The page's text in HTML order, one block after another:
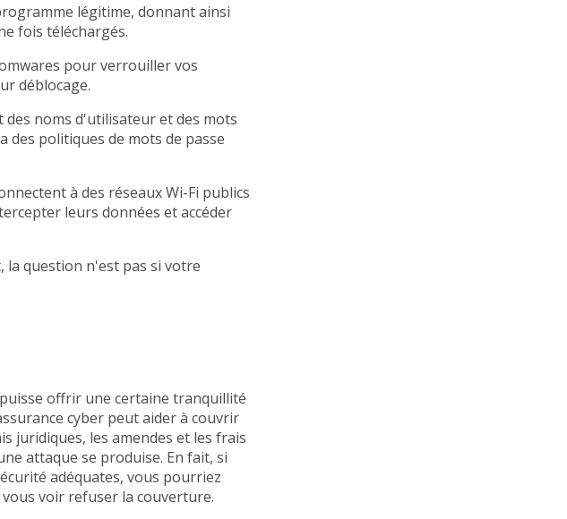
légitime, donnant ainsi
fois téléchargés.
pour verrouiller vos
déblocage.
des noms d'utilisateur et des mots
des politiques de mots de passe
à des réseaux Wi-Fi publics
leurs données et accéder
la question n'est pas si votre
offrir une certaine tranquillité
cyber peut aider à couvrir
juridiques, les amendes et les frais
attaque se produise. En fait, si
adéquates, vous pourriez
voir refuser la couverture.